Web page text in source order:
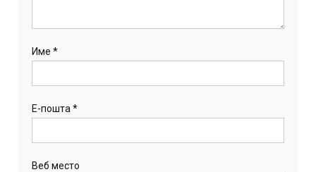
Име*
Е-пошта*
Веб место